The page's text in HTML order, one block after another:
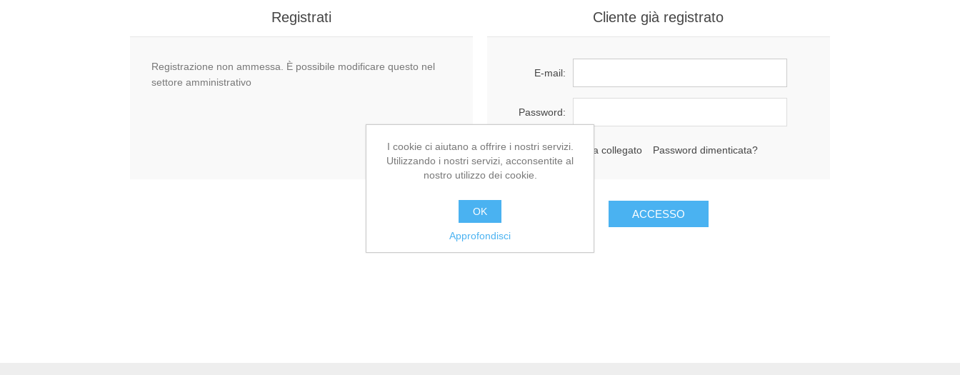
Registrati
Registrazione non ammessa. È possibile modificare questo nel
settore amministrativo
Cliente già registrato
E-mail:
Password:
Resta collegato Password dimenticata?
I cookie ci aiutano a offrire i nostri servizi.
Utilizzando i nostri servizi, acconsentite al
nostro utilizzo dei cookie.
OK
Approfondisci